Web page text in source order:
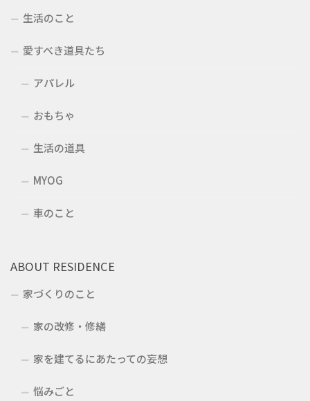
生活のこと
愛すべき道具たち
アパレル
おもちゃ
生活の道具
MYOG
車のこと
ABOUT RESIDENCE
家づくりのこと
家の改修・修繕
家を建てるにあたっての妄想
悩みごと